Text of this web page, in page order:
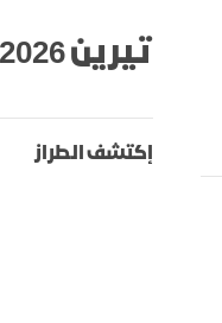
احصل على آخر التحديثات
تيرين 2026
إكتشف الطراز